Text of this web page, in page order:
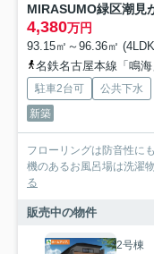
4,380万円
93.15㎡～96.36㎡
名鉄名古屋本線「鳴
駐車2台可
公共下水
新築
フローリングは防音性に
機のあるお風呂場は洗濯
る
販売中の物件
2号棟